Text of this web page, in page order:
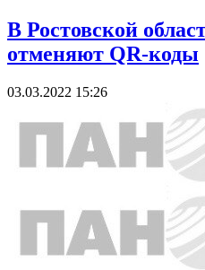
В Ростовской
отменяют QR-коды
03.03.2022 15:26